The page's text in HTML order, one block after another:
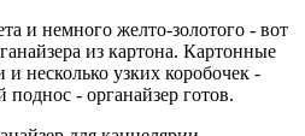
и немного желто-золотого - вот
из картона. Картонные
и несколько узких коробочек -
поднос - органайзер готов.